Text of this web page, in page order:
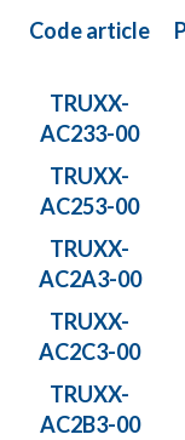
Code article
TRUXX-
AC233-00
TRUXX-
AC253-00
TRUXX-
AC2A3-00
TRUXX-
AC2C3-00
TRUXX-
AC2B3-00